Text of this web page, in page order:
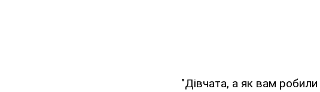
"Дівчата, а як вам